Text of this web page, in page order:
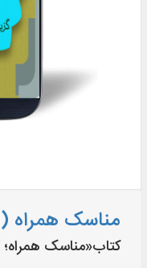
مناسک همراه (Android)
کتاب«مناسک